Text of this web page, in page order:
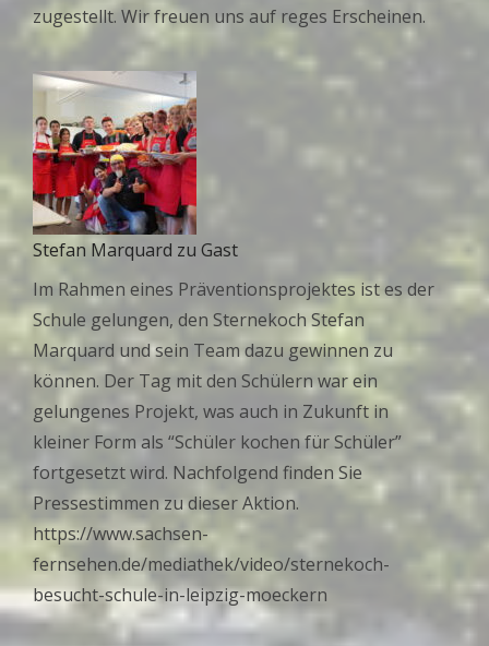
zugestellt. Wir freuen uns auf reges Erscheinen.
Stefan Marquard zu Gast
Im Rahmen eines Präventionsprojektes ist es der
Schule gelungen, den Sternekoch Stefan
Marquard und sein Team dazu gewinnen zu
können. Der Tag mit den Schülern war ein
gelungenes Projekt, was auch in Zukunft in
kleiner Form als “Schüler kochen für Schüler”
fortgesetzt wird. Nachfolgend finden Sie
Pressestimmen zu dieser Aktion.
https://www.sachsen-
fernsehen.de/mediathek/video/sternekoch-
besucht-schule-in-leipzig-moeckern